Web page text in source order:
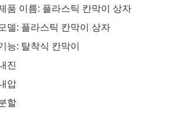
품 이름: 플라스틱 칸막이 상자
델: 플라스틱 칸막이 상자
능: 탈착식 칸막이
진
압
할